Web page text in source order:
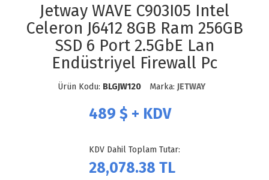
Jetway WAVE C903I05 Intel
Celeron J6412 8GB Ram 256GB
SSD 6 Port 2.5GbE Lan
Endüstriyel Firewall Pc
Ürün Kodu: BLGJW120 Marka: JETWAY
489 $ + KDV
KDV Dahil Toplam Tutar:
28,078.38 TL